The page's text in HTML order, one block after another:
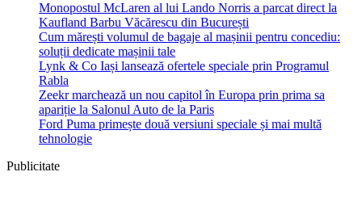
Monopostul McLaren al lui Lando Norris a parcat direct la
Kaufland Barbu Văcărescu din București
Cum mărești volumul de bagaje al mașinii pentru concediu:
soluții dedicate mașinii tale
Lynk & Co Iași lansează ofertele speciale prin Programul
Rabla
Zeekr marchează un nou capitol în Europa prin prima sa
apariție la Salonul Auto de la Paris
Ford Puma primește două versiuni speciale și mai multă
tehnologie
Publicitate